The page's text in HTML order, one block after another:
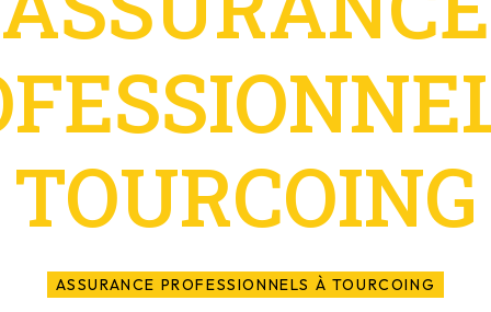
TOURCOING
ASSURANCE PROFESSIONNELS À TOURCOING